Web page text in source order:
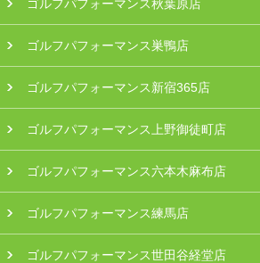
ゴルフパフォーマンス秋葉原店
ゴルフパフォーマンス巣鴨店
ゴルフパフォーマンス新宿365店
ゴルフパフォーマンス上野御徒町店
ゴルフパフォーマンス六本木麻布店
ゴルフパフォーマンス練馬店
ゴルフパフォーマンス世田谷経堂店